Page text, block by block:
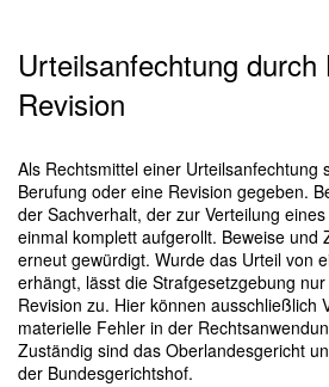
Urteilsanfechtung
Revision
Als Rechtsmittel einer Urteilsanfechtung
Berufung oder eine Revision gegeben.
der Sachverhalt, der zur Verteilung
einmal komplett aufgerollt. Beweise und
erneut gewürdigt. Wurde das Urteil von
erhängt, lässt die Strafgesetzgebung
Revision zu. Hier können ausschließlich
materielle Fehler in der
Zuständig sind das Oberlandesgericht
der Bundesgerichtshof.